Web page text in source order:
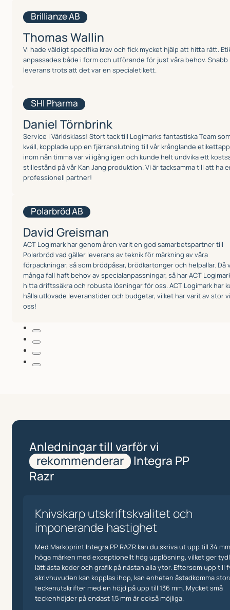
Anledningar till varför vi
rekommenderar
Integra PP
Razr
Knivskarp utskriftskvalitet och
imponerande hastighet
Med Markoprint Integra PP RAZR kan du skriva ut upp till 34 mm
höga märken med exceptionellt hög upplösning, vilket ger
lättlästa koder och grafik på nästan alla ytor. Eftersom upp till
skrivhuvuden kan kopplas ihop, kan enheten åstadkomma
teckenutskrifter med en höjd på upp till 136 mm. Mycket små
teckenhöjder på endast 1,5 mm är också möjliga.